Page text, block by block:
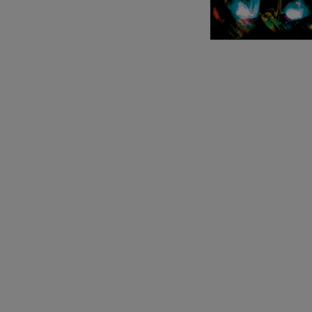
C. Franck:
C. Franck
Joseph
Franz
Franz